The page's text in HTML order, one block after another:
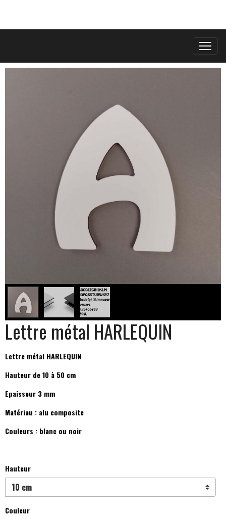
Lettre métal HARLEQUIN
Lettre métal HARLEQUIN
Hauteur de 10 à 50 cm
Epaisseur 3 mm
Matériau : alu composite
Couleurs : blanc ou noir
Hauteur
Couleur